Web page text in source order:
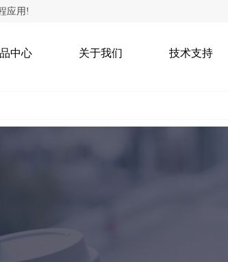
应用!
中心 关于我们 技术支持